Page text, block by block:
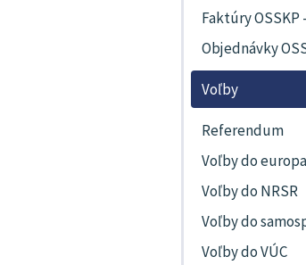
Faktúry OSSKP
Objednávky
Voľby
Referendum
Voľby do
Voľby do NRSR
Voľby do
Voľby do VÚC